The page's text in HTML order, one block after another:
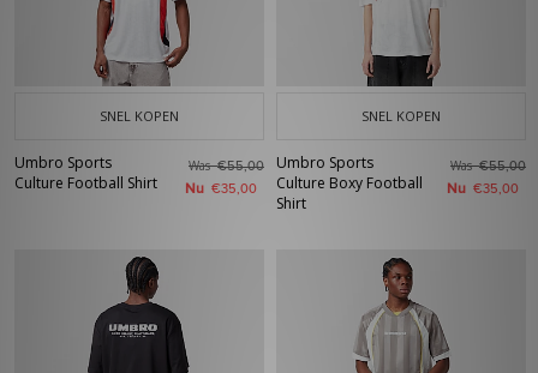
SNEL KOPEN
Umbro Sports
Culture Football Shirt
Was€55,00
Nu €35,00
SNEL KOPEN
Umbro Sports
Culture Boxy Football
Shirt
Was€55,00
Nu €35,00